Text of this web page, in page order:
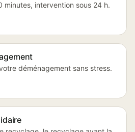
minutes, intervention sous 24 h.
déménagement sans stress.